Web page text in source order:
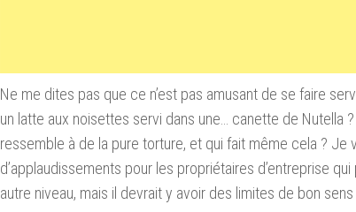
Ne me dites pas que ce n’est pas amusant de se faire
un latte aux noisettes servi dans une… canette de Nutella ?
ressemble à de la pure torture, et qui fait même cela ? Je
d’applaudissements pour les propriétaires d’entreprise
autre niveau, mais il devrait y avoir des limites de bon